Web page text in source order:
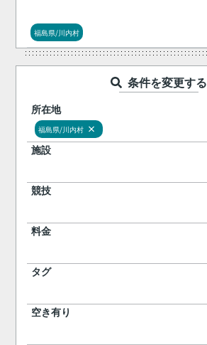
福島県/川内村
条件を変更する
所在地
福島県/川内村 ×
施設
競技
料金
タグ
空き有り